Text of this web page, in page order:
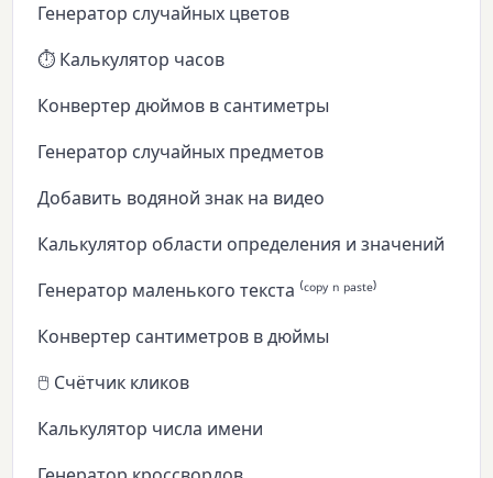
Генератор случайных цветов
⏱️ Калькулятор часов
Конвертер дюймов в сантиметры
Генератор случайных предметов
Добавить водяной знак на видео
Калькулятор области определения и значений
Генератор маленького текста ⁽ᶜᵒᵖʸ ⁿ ᵖᵃˢᵗᵉ⁾
Конвертер сантиметров в дюймы
🖱️ Счётчик кликов
Калькулятор числа имени